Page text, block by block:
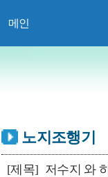
메인
노지조행기
[제목] 저수지 와